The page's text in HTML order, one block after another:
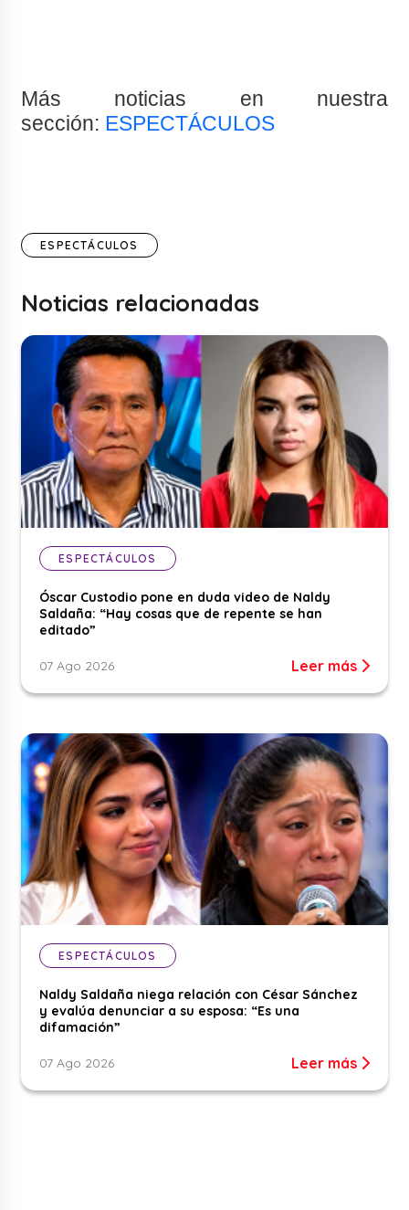
Más noticias en nuestra
sección: ESPECTÁCULOS
ESPECTÁCULOS
Noticias relacionadas
ESPECTÁCULOS
Óscar Custodio pone en duda video de Naldy
Saldaña: “Hay cosas que de repente se han
editado”
07 Ago 2026 Leer más
ESPECTÁCULOS
Naldy Saldaña niega relación con César Sánchez
y evalúa denunciar a su esposa: “Es una
difamación”
07 Ago 2026 Leer más